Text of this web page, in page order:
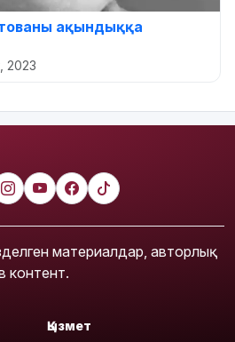
ақындыққа
2023
материалдар, авторлық
контент.
Қызмет